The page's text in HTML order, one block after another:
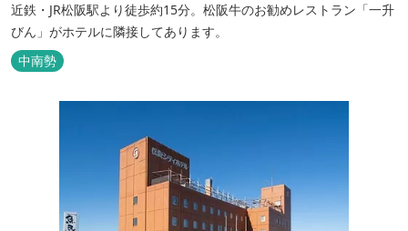
近鉄・JR松阪駅より徒歩約15分。松阪牛のお勧めレストラン「一升
びん」がホテルに隣接してあります。
中南勢